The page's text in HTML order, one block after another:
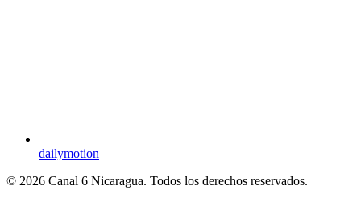
dailymotion
© 2026 Canal 6 Nicaragua. Todos los derechos reservados.